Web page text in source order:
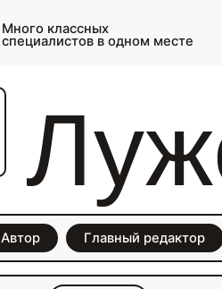
Много классных
специалистов в одном месте
Автор Главный редактор